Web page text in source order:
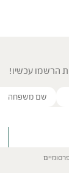
הרשמו עכשיו!